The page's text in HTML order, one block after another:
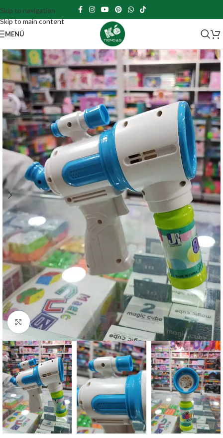
Skip to navigation
Skip to main content
MENÚ
Haz clic para ampliar